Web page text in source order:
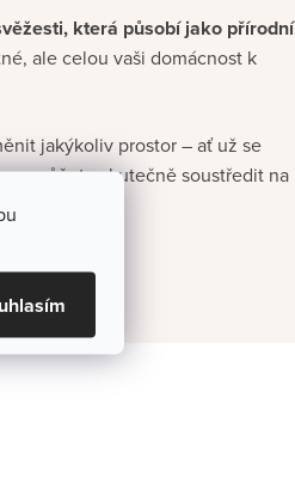
která působí jako přírodní
ale celou vaši domácnost k
jakýkoliv prostor – ať už se
se můžete skutečně soustředit na